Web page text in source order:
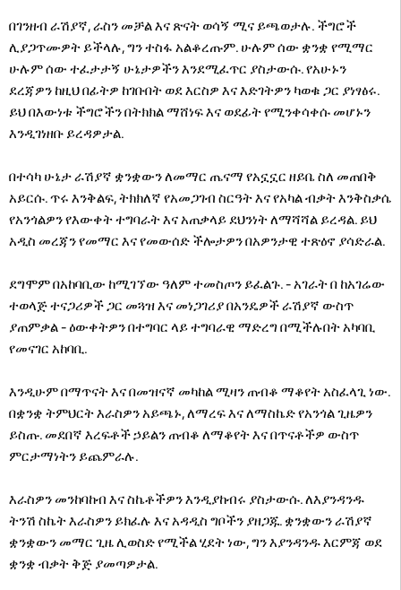
በገንዘብ ራሽያኛ, ራስን መቻል እና ጽናት ወሳኝ ሚና ይጫወታሉ. ችግሮች
ሊያጋጥሙዎት ይችላሉ, ግን ተስፋ አልቆረጡም. ሁሉም ሰው ቋንቋ የሚማር
ሁሉም ሰው ተፈታታኝ ሁኔታዎችን እንደሚፈጥር ያስታውሱ. የአሁኑን
ደረጃዎን ከዚህ በፊትዎ ከገቡበት ወደ እርስዎ እና እድገትዎን ካወቁ ጋር ያነፃፅሩ.
ይህ በእውነቱ ችግሮችን በትክክል ማሸነፍ እና ወደፊት የሚንቀሳቀሱ መሆኑን
እንዲገነዘቡ ይረዳዎታል.
በተሳካ ሁኔታ ራሽያኛ ቋንቋውን ለመማር ጤናማ የአኗኗር ዘይቤ ስለ መጠበቅ
አይርሱ. ጥሩ እንቅልፍ, ትክክለኛ የአመጋገብ ስርዓት እና የአካል ብቃት እንቅስቃሴ
የአንጎልዎን የእውቀት ተግባራት እና አጠቃላይ ደህንነት ለማሻሻል ይረዳል. ይህ
አዲስ መረጃን የመማር እና የመውሰድ ችሎታዎን በአዎንታዊ ተጽዕኖ ያሳድራል.
ደግሞም በአከባቢው ከሚገኘው ዓለም ተመስጦን ይፈልጉ. - አገራት በ ከአገሬው
ተወላጅ ተናጋሪዎች ጋር መጓዝ እና መነጋገሪያ በአንዴዎች ራሽያኛ ውስጥ
ያጠምቃል - ዕውቀትዎን በተግባር ላይ ተግባራዊ ማድረግ በሚችሉበት አካባቢ
የመናገር አከባቢ.
እንዲሁም በማጥናት እና በመዝናኛ መካከል ሚዛን ጠብቆ ማቆየት አስፈላጊ ነው.
በቋንቋ ትምህርት እራስዎን አይጫኑ, ለማረፍ እና ለማስኬድ የአንጎል ጊዜዎን
ይስጡ. መደበኛ እረፍቶች ኃይልን ጠብቆ ለማቆየት እና በጥናቶችዎ ውስጥ
ምርታማነትን ይጨምራሉ.
እራስዎን መንከባከብ እና ስኬቶችዎን እንዲያከብሩ ያስታውሱ. ለእያንዳንዱ
ትንሽ ስኬት እራስዎን ይክፈሉ እና አዳዲስ ግቦችን ያዘጋጁ. ቋንቋውን ራሽያኛ
ቋንቋውን መማር ጊዜ ሊወስድ የሚችል ሂደት ነው, ግን እያንዳንዱ እርምጃ ወደ
ቋንቋ ብቃት ቅጅ ያመጣዎታል.